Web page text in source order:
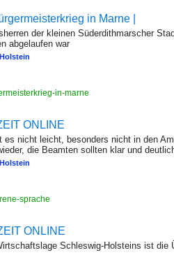
in Marne |
der kleinen Süderdithmarscher
abgelaufen war
in-marne
ONLINE
nicht leicht, besonders nicht in den
die Beamten sollten klar und
sprache
ONLINE
Schleswig-Holsteins ist die